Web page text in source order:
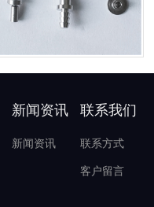
新闻资讯
新闻资讯
联系我们
联系方式
客户留言